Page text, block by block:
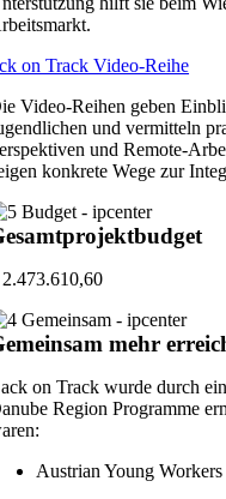
on Track Video-Reihe
Video-Reihen geben
und vermitteln
und Remote-
konkrete Wege zur
mehr
on Track wurde durch
Region Programme
Austrian Young